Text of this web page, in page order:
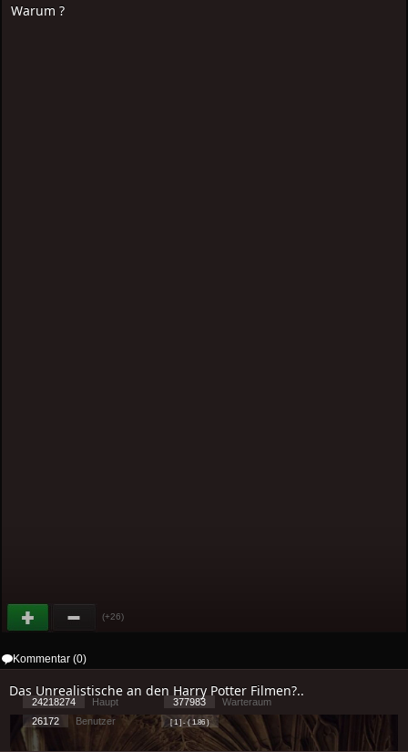
Warum ?
(+26)
Kommentar (0)
Das Unrealistische an den Harry Potter Filmen?..
24218274 Haupt 377983
Warteraum
26172
Benutzer [ 1 ] - ( 1.86 )